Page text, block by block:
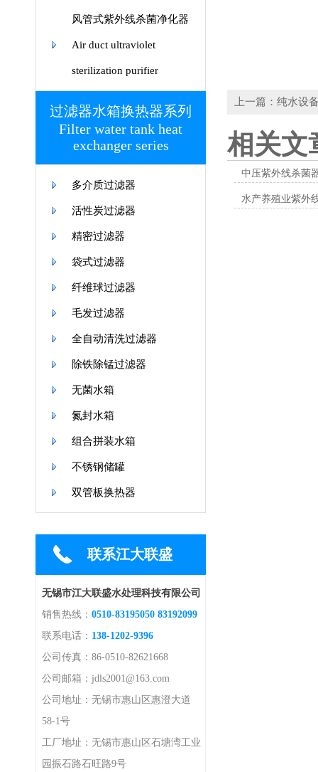
风管式紫外线杀菌净化器
Air duct ultraviolet
sterilization purifier
过滤器水箱换热器系列
Filter water tank heat
exchanger series
多介质过滤器
活性炭过滤器
精密过滤器
袋式过滤器
纤维球过滤器
毛发过滤器
全自动清洗过滤器
除铁除锰过滤器
无菌水箱
氮封水箱
组合拼装水箱
不锈钢储罐
双管板换热器
联系江大联盛
无锡市江大联盛水处理科技有限公司
销售热线： 0510-83195050 83192099
联系电话： 138-1202-9396
公司传真：86-0510-82621668
公司邮箱：jdls2001@163.com
公司地址：无锡市惠山区惠澄大道
58-1号
工厂地址：无锡市惠山区石塘湾工业
园振石路石旺路9号
上一篇：纯水设
相关文
中压紫外线杀菌
水产养殖业紫外